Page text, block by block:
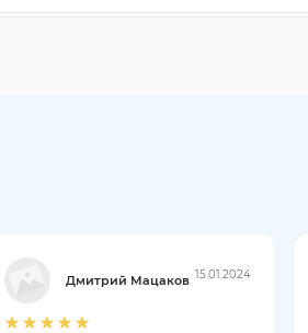
Дмитрий Мацаков 15.01.2024